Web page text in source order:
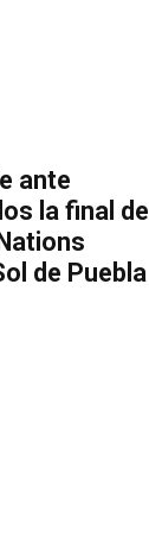
ante
la final de
de Puebla